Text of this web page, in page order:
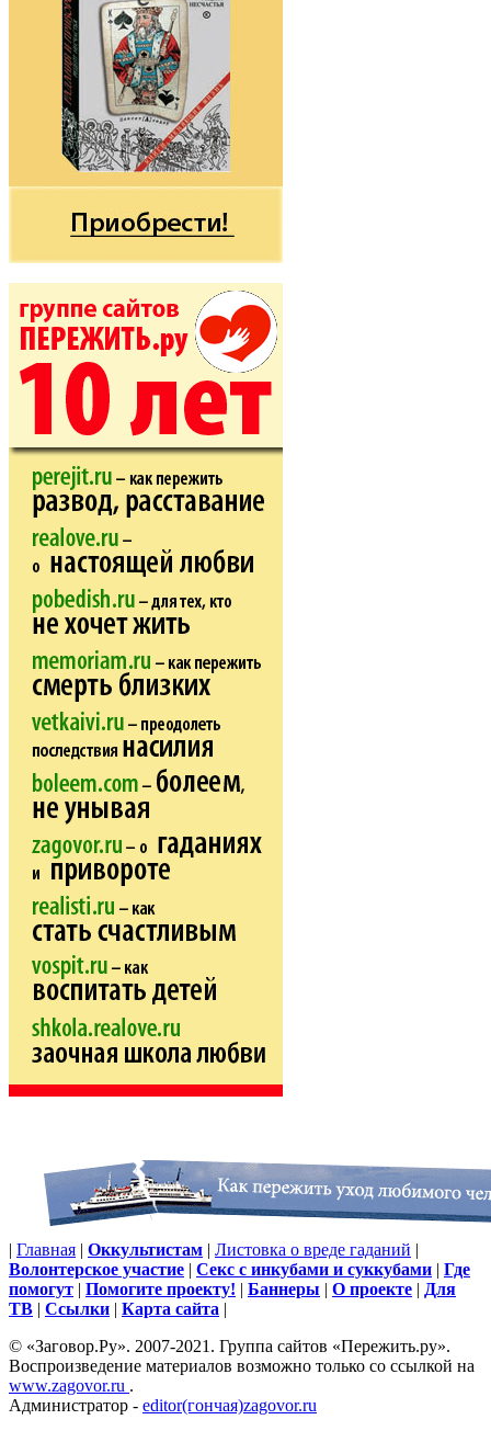
| Главная | Оккультистам | Листовка о вреде гаданий |
Волонтерское участие | Секс с инкубами и суккубами | Где
помогут | Помогите проекту! | Баннеры | О проекте | Для
ТВ | Ссылки | Карта сайта |
© «Заговор.Ру». 2007-2021. Группа сайтов «Пережить.ру».
Воспроизведение материалов возможно только со ссылкой на
www.zagovor.ru .
Администратор - editor(гончая)zagovor.ru